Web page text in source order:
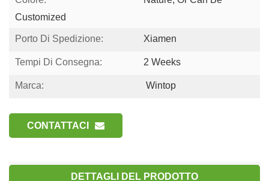
Customized
Porto Di Spedizione: Xiamen
Tempi Di Consegna: 2 Weeks
Marca: Wintop
CONTATTACI
DETTAGLI DEL PRODOTTO